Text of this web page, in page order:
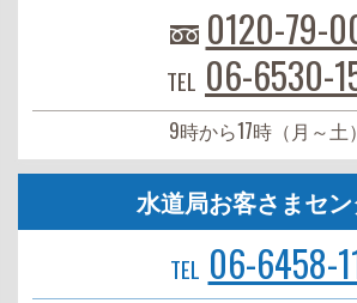
0120-79-
TEL 06-6530-
9時から17時（月～土）
水道局お客さまセ
TEL 06-6458-